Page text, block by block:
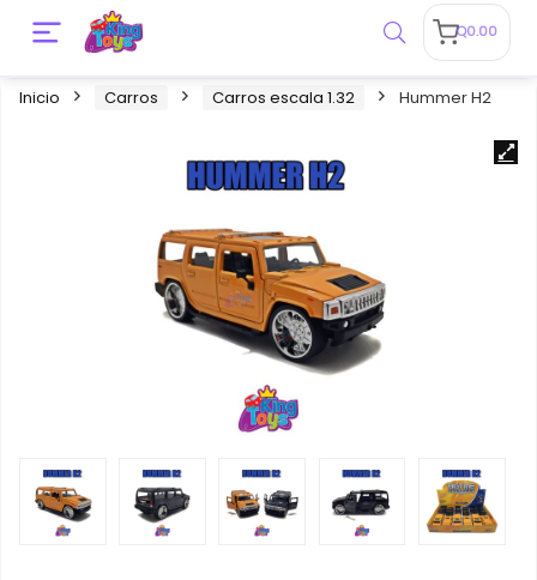
Q0.00
Inicio Carros Carros escala 1.32 Hummer H2